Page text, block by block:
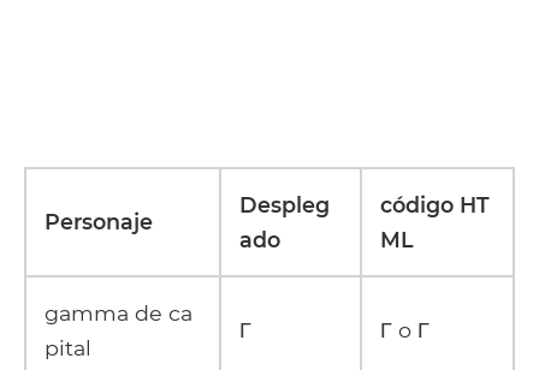
Personaje
Despleg
ado
código HT
ML
gamma de ca
pital
Γ Γ o Γ